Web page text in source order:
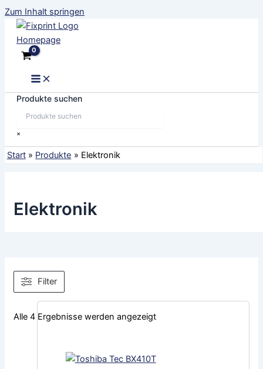
Zum Inhalt springen
Produkte suchen
×
Start Produkte Elektronik
Elektronik
Filter
Alle 4 Ergebnisse werden angezeigt